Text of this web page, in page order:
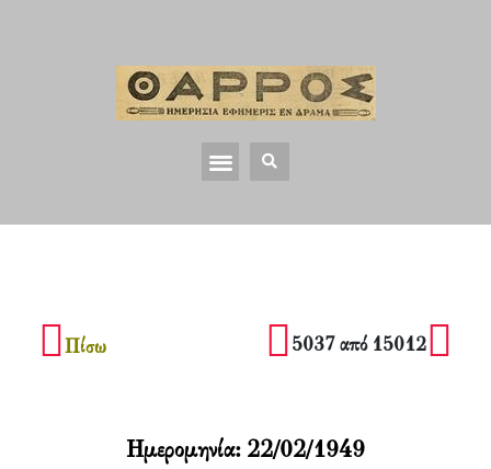
Πίσω 5037 από 15012
Ημερομηνία: 22/02/1949